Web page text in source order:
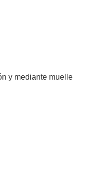
y mediante muelle